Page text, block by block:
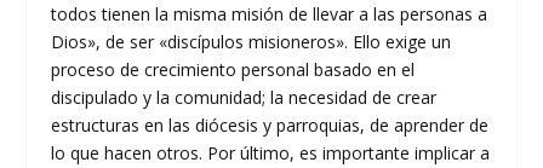
todos tienen la misma misión de llevar a las personas a
Dios», de ser «discípulos misioneros». Ello exige un
proceso de crecimiento personal basado en el
discipulado y la comunidad; la necesidad de crear
estructuras en las diócesis y parroquias, de aprender de
lo que hacen otros. Por último, es importante implicar a